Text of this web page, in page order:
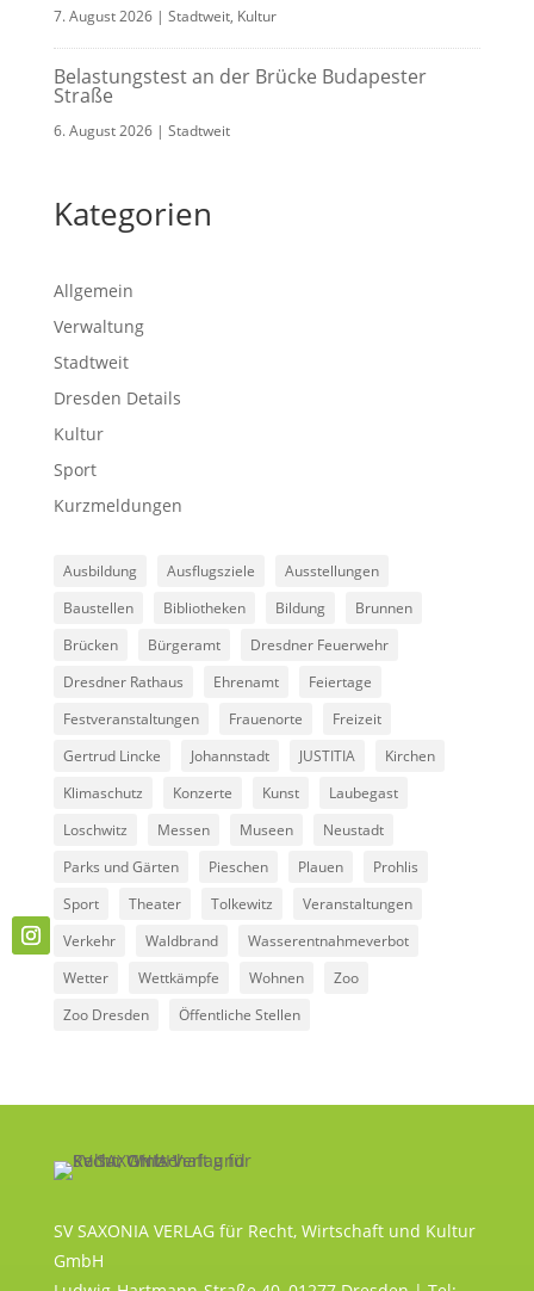
7. August 2026| Stadtweit, Kultur
Belastungstest an der Brücke Budapester
Straße
6. August 2026| Stadtweit
Kategorien
Allgemein
Verwaltung
Stadtweit
Dresden Details
Kultur
Sport
Kurzmeldungen
Ausbildung Ausflugsziele
Ausstellungen
Baustellen
Bibliotheken Bildung
Brunnen
Brücken
Bürgeramt
Dresdner Feuerwehr
Dresdner Rathaus
Ehrenamt
Feiertage
Festveranstaltungen
Frauenorte
Freizeit
Gertrud Lincke
Johannstadt JUSTITIA
Kirchen
Klimaschutz
Konzerte Kunst
Laubegast
Loschwitz
Messen Museen
Neustadt
Parks und Gärten
Pieschen Plauen
Prohlis
Sport
Theater Tolkewitz
Veranstaltungen
Verkehr
Waldbrand
Wasserentnahmeverbot
Wetter
Wettkämpfe Wohnen
Zoo
Zoo Dresden
Öffentliche Stellen
SV SAXONIA VERLAG für Recht, Wirtschaft und Kultur
GmbH